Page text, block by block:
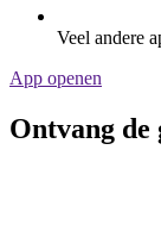
Veel andere
App openen
Ontvang